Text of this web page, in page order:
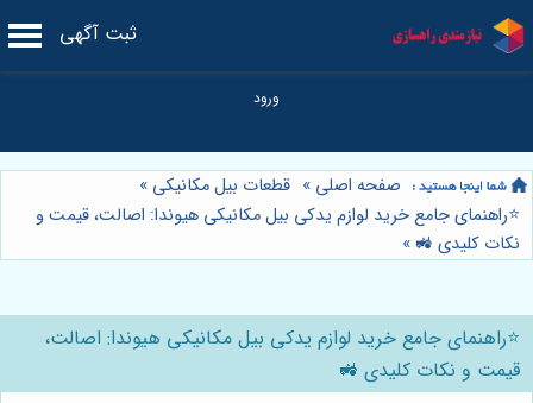
ثبت آگهی
صفحه اصلی » قطعات بیل مکانیکی »
⭐️راهنمای جامع خرید لوازم یدکی بیل مکانیکی هیوندا: اصالت، قیمت و
نکات کلیدی 🚜 »
⭐️راهنمای جامع خرید لوازم یدکی بیل مکانیکی هیوندا: اصالت،
قیمت و نکات کلیدی 🚜